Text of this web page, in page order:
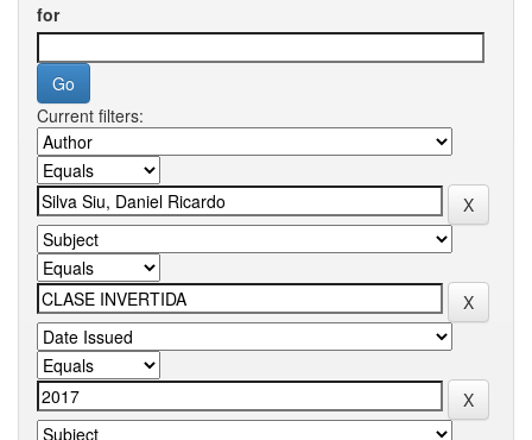
for
Current filters: